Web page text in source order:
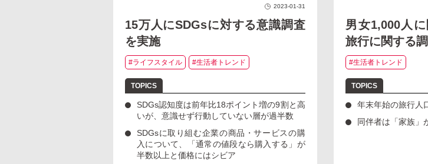
2023-01-31
15万人にSDGsに対する意識調査
を実施
#ライフスタイル #生活者トレンド
SDGs認知度は前年比18ポイント増の9割と高
いが、意識せず行動していない層が過半数
SDGsに取り組む企業の商品・サービスの購
入について、「通常の値段なら購入する」が
半数以上と価格にはシビア
男女1,000人
旅行に関する
#生活者トレンド
年末年始の旅行人
同伴者は「家族」